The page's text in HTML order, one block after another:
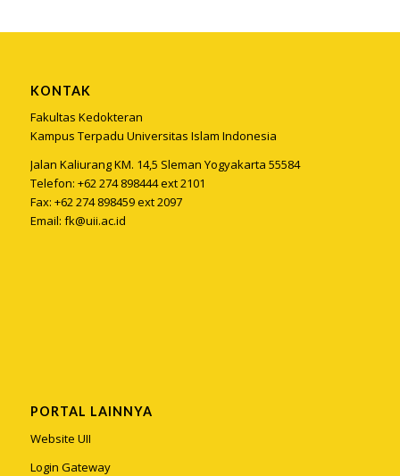
KONTAK
Fakultas Kedokteran
Kampus Terpadu Universitas Islam Indonesia
Jalan Kaliurang KM. 14,5 Sleman Yogyakarta 55584
Telefon: +62 274 898444 ext 2101
Fax: +62 274 898459 ext 2097
Email: fk@uii.ac.id
PORTAL LAINNYA
Website UII
Login Gateway